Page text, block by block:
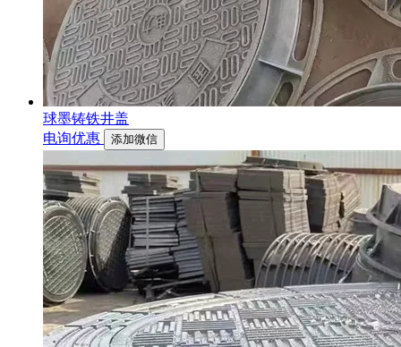
球墨铸铁井盖
电询优惠
添加微信